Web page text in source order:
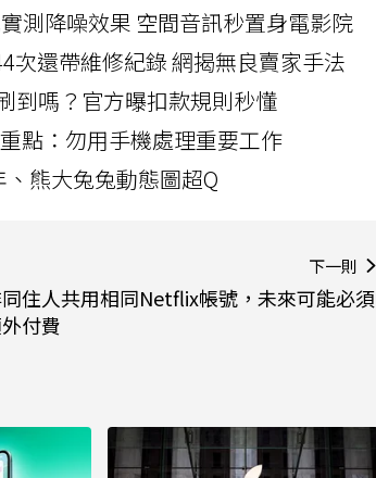
測降噪效果 空間音訊秒置身電影院
次還帶維修紀錄 網揭無良賣家手法
到嗎？官方曝扣款規則秒懂
點：勿用手機處理重要工作
熊大兔兔動態圖超Q
下一則
住人共用相同Netflix帳號，未來可能必須
付費